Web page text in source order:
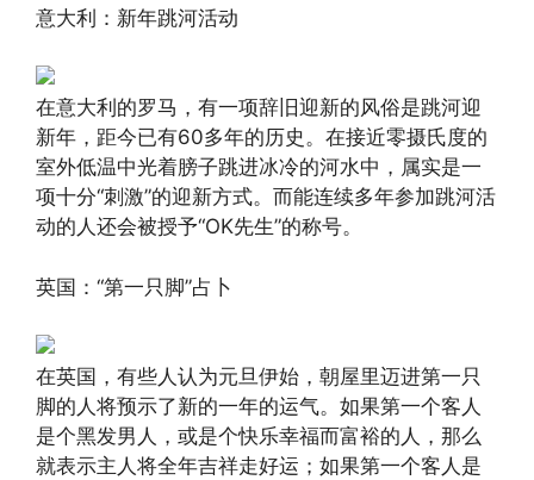
意大利：新年跳河活动
在意大利的罗马，有一项辞旧迎新的风俗是跳河迎
新年，距今已有60多年的历史。在接近零摄氏度的
室外低温中光着膀子跳进冰冷的河水中，属实是一
项十分“刺激”的迎新方式。而能连续多年参加跳河活
动的人还会被授予“OK先生”的称号。
英国：“第一只脚”占卜
在英国，有些人认为元旦伊始，朝屋里迈进第一只
脚的人将预示了新的一年的运气。如果第一个客人
是个黑发男人，或是个快乐幸福而富裕的人，那么
就表示主人将全年吉祥走好运；如果第一个客人是